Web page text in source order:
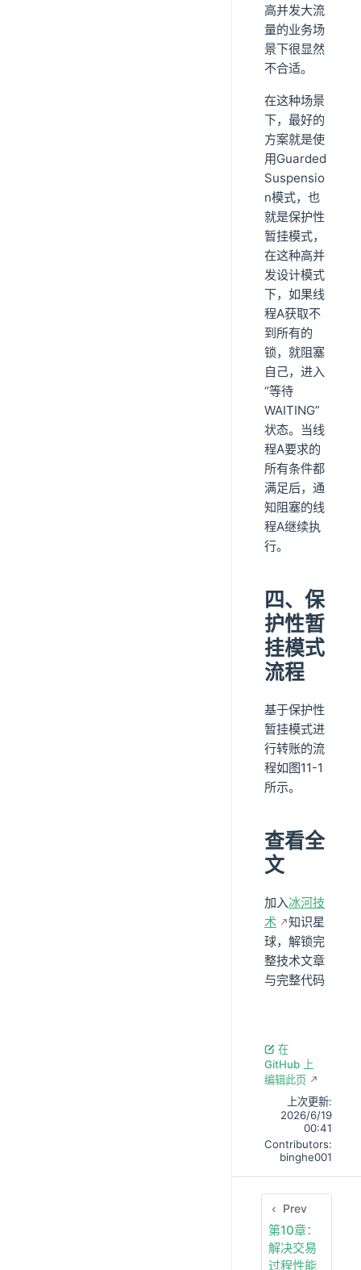
高并发大流
量的业务场
景下很显然
不合适。
在这种场景
下，最好的
方案就是使
用Guarded
Suspensio
n模式，也
就是保护性
暂挂模式，
在这种高并
发设计模式
下，如果线
程A获取不
到所有的
锁，就阻塞
自己，进入
“等待
WAITING”
状态。当线
程A要求的
所有条件都
满足后，通
知阻塞的线
程A继续执
行。
四、保
护性暂
挂模式
流程
基于保护性
暂挂模式进
行转账的流
程如图11-1
所示。
查看全
文
加入冰河技
术
知识星
球，解锁完
整技术文章
与完整代码
在
GitHub 上
编辑此页
上次更新:
2026/6/19
00:41
Contributors:
binghe001
Prev
第10章：
解决交易
过程性能